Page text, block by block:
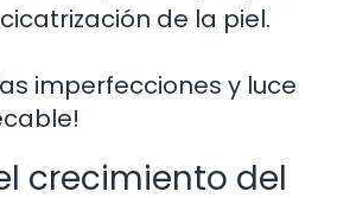
de la piel.
imperfecciones y luce
crecimiento del